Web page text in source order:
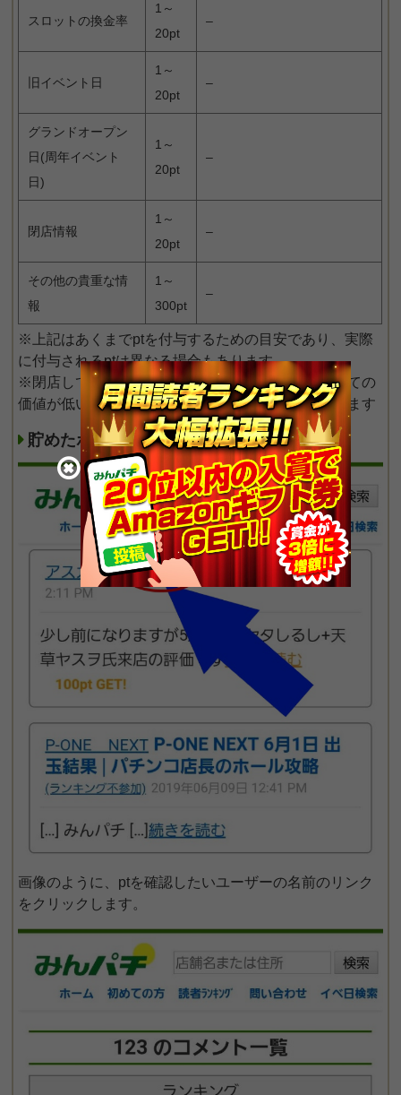
スロットの換金率
1～
20pt
–
旧イベント日
1～
20pt
–
グランドオープン
日(周年イベント
日)
1～
20pt
–
閉店情報
1～
20pt
–
その他の貴重な情
報
1～
300pt
–
※上記はあくまでptを付与するための目安であり、実際
に付与されるptは異なる場合もあります
※閉店しているホールの情報の場合は情報提供としての
価値が低いのでポイント対象外になる可能性もあります
貯めたポイント（pt）の確認方法
画像のように、ptを確認したいユーザーの名前のリンク
をクリックします。